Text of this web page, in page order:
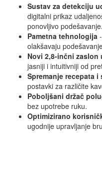
Sustav za detekciju
digitalni prikaz
ponovljivo podešavanje.
Pametna tehnologija
olakšavaju
Novi 2,8-inčni
jasniji i intuitivniji od
Spremanje recepata i
postavki za različite
Poboljšani držač
bez upotrebe ruku.
Optimizirano
ugodnije upravljanje